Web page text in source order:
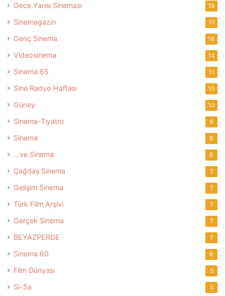
Gece Yarısı Sineması 19
Sinemagazin 17
Genç Sinema 16
Videosinema 14
Sinema 65 11
Sine Radyo Haftası 10
Güney 10
Sinema-Tiyatro 9
Sinema 8
…ve Sinema 8
Çağdaş Sinema 7
Gelişim Sinema 7
Türk Film Arşivi 7
Gerçek Sinema 7
BEYAZPERDE 7
Sinema 60 6
Film Dünyası 5
Si-Sa 5